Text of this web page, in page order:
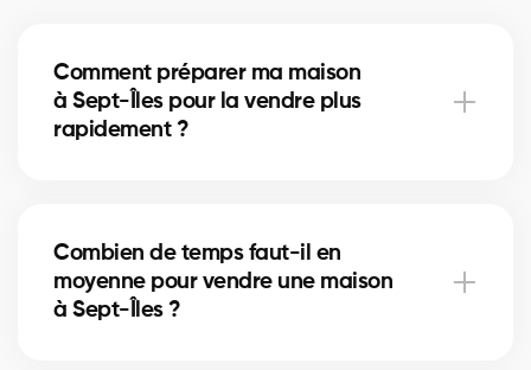
Comment préparer ma maison
à Sept-Îles pour la vendre plus
rapidement ?
accélérer la vente. Nos courtiers à Sept-Îles vous
conseillent sur les améliorations les plus rentables.
Combien de temps faut-il en
moyenne pour vendre une maison
à Sept-Îles ?